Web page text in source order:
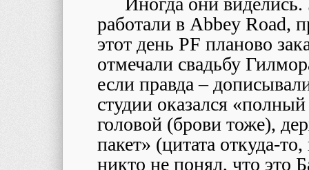
работали в Abbey Road,
этот день PF планово
отмечали свадьбу
если правда –
студии оказался
головой (брови тоже),
пакет» (цитата откуда-
никто не понял, что это